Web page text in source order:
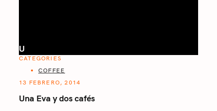
U
CATEGORIES
COFFEE
13 FEBRERO, 2014
Una Eva y dos cafés